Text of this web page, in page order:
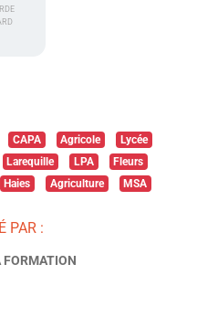
CAPA Agricole
Lycée
Larequille LPA
Fleurs
Haies Agriculture MSA
PAR :